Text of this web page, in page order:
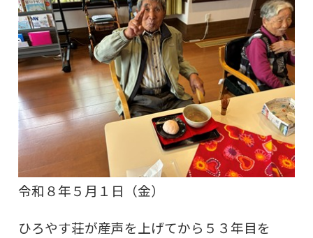
令和８年５月１日（金）
ひろやす荘が産声を上げてから ５３年目を